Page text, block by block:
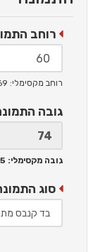
רוחב
רוחב מקסימלי: 69 ס"מ
גובה
גובה מקסימלי: 85 ס"מ
סוג